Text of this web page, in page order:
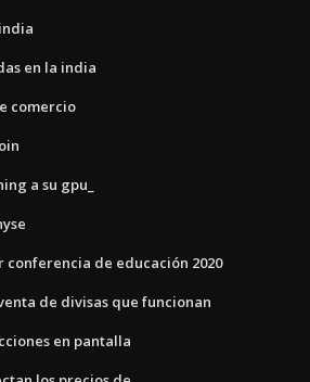
en la india
comercio
a su gpu_
de educación 2020
de divisas que funcionan
en pantalla